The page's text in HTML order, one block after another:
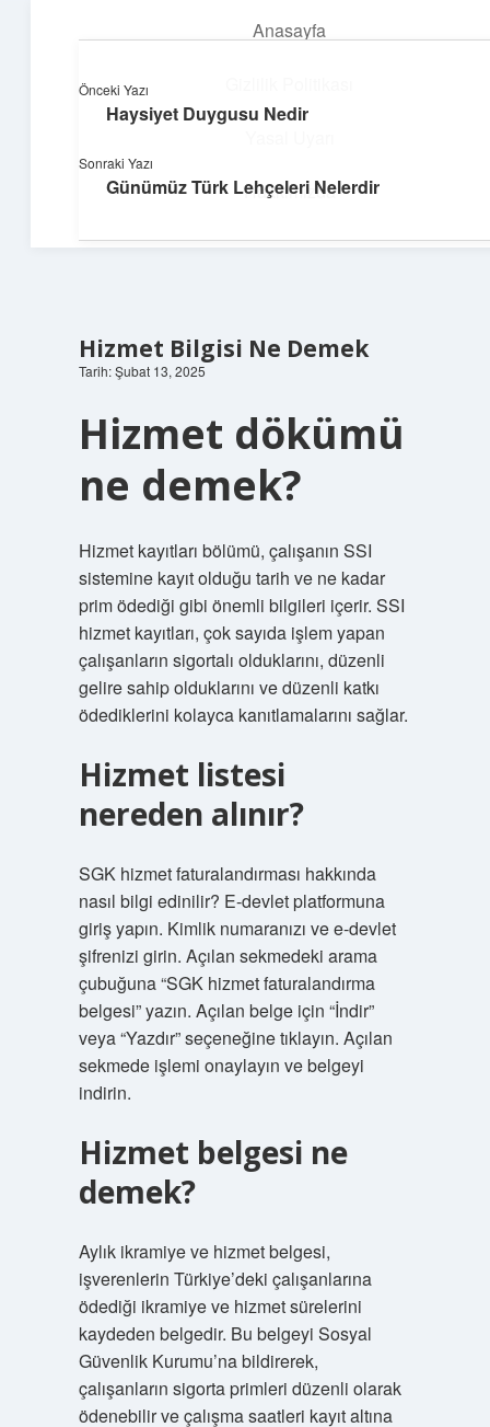
Anasayfa
Hakkımızda
Teknoloji ve Aşk
Dijital dünyada keyifli bir macera!
Hizmet Bilgisi Ne Demek
Tarih: Şubat 13, 2025
Hizmet dökümü
ne demek?
Hizmet kayıtları bölümü, çalışanın SSI
sistemine kayıt olduğu tarih ve ne kadar
prim ödediği gibi önemli bilgileri içerir. SSI
hizmet kayıtları, çok sayıda işlem yapan
çalışanların sigortalı olduklarını, düzenli
gelire sahip olduklarını ve düzenli katkı
ödediklerini kolayca kanıtlamalarını sağlar.
Hizmet listesi
nereden alınır?
SGK hizmet faturalandırması hakkında
nasıl bilgi edinilir? E-devlet platformuna
giriş yapın. Kimlik numaranızı ve e-devlet
şifrenizi girin. Açılan sekmedeki arama
çubuğuna “SGK hizmet faturalandırma
belgesi” yazın. Açılan belge için “İndir”
veya “Yazdır” seçeneğine tıklayın. Açılan
sekmede işlemi onaylayın ve belgeyi
indirin.
Hizmet belgesi ne
demek?
Aylık ikramiye ve hizmet belgesi,
işverenlerin Türkiye’deki çalışanlarına
ödediği ikramiye ve hizmet sürelerini
kaydeden belgedir. Bu belgeyi Sosyal
Güvenlik Kurumu’na bildirerek,
çalışanların sigorta primleri düzenli olarak
ödenebilir ve çalışma saatleri kayıt altına
Önceki Yazı
Haysiyet Duygusu Nedir
Sonraki Yazı
Günümüz Türk Lehçeleri Nelerdir